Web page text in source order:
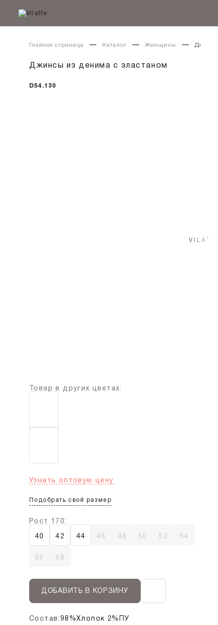
Главная страница Каталог Женщины
Джинсы из денима с эластаном
D54.130
Товар в других цветах:
Узнать оптовую цену
Подобрать свой размер
Рост 170:
40
42 44 46 48 50 52 54
56 58
ДОБАВИТЬ В КОРЗИНУ
Состав:98%Хлопок 2%ПУ